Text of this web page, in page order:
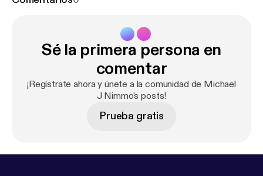
Sé la primera persona en
comentar
¡Regístrate ahora y únete a la comunidad de Michael
J Nimmo's posts!
Prueba gratis